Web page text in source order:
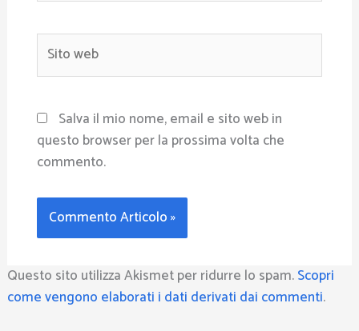
web
Salva il mio nome, email e sito web in
questo browser per la prossima volta che
commento.
Questo sito utilizza Akismet per ridurre lo spam.Scopri
come vengono elaborati i dati derivati dai commenti.